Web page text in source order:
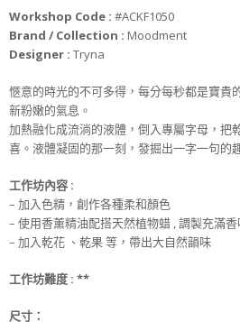
Workshop Code : #ACKF1050
Brand / Collection : Moodment
Designer : Tryna
愜意的時光的不可多得，每分每秒都是寶貴
新粉嫩的氣息。
加熱融化成流淌的液體，倒入專屬字母，把
喜。液體凝固的那一刻，發掘出一字一句的
工作坊內容 :
– 加入色精，創作各種柔和顏色
– 使用香薰精油配搭天然植物蜡 , 調製充滿
– 加入乾花 、乾果 等，帶出大自然韻味
工作坊難度 : **
尺寸：